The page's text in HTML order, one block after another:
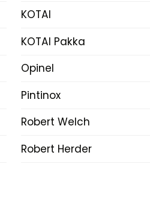
KOTAI
KOTAI Pakka
Opinel
Pintinox
Robert Welch
Robert Herder